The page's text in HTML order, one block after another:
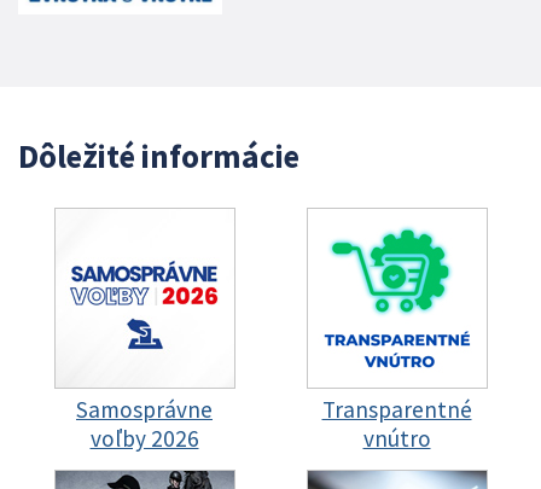
Dôležité informácie
Samosprávne
voľby 2026
Transparentné
vnútro